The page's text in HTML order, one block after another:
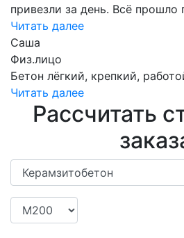
привезли за день. Всё прошло
Читать далее
Саша
Физ.лицо
Бетон лёгкий, крепкий,
Читать далее
Рассчитать